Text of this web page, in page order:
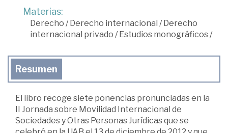
Materias:
Derecho /Derecho internacional /Derecho
internacional privado /Estudios monográficos/
Resumen
El libro recoge siete ponencias pronunciadas en la
II Jornada sobre Movilidad Internacional de
Sociedades y Otras Personas Jurídicas que se